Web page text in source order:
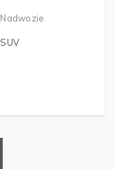
Nadwozie
SUV